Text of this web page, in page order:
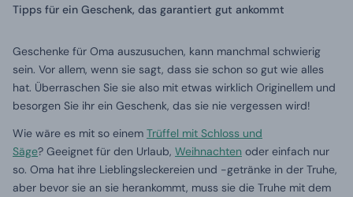
Tipps für ein Geschenk, das garantiert gut ankommt
Geschenke für Oma auszusuchen, kann manchmal schwierig
sein. Vor allem, wenn sie sagt, dass sie schon so gut wie alles
hat. Überraschen Sie sie also mit etwas wirklich Originellem und
besorgen Sie ihr ein Geschenk, das sie nie vergessen wird!
Wie wäre es mit so einem Trüffel mit Schloss und
Säge? Geeignet für den Urlaub, Weihnachten oder einfach nur
so. Oma hat ihre Lieblingsleckereien und -getränke in der Truhe,
aber bevor sie an sie herankommt, muss sie die Truhe mit dem